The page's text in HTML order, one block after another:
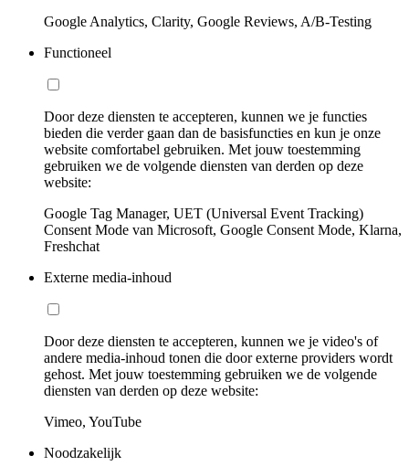
Google Analytics, Clarity, Google Reviews, A/B-Testing
Functioneel
Door deze diensten te accepteren, kunnen we je functies
bieden die verder gaan dan de basisfuncties en kun je onze
website comfortabel gebruiken. Met jouw toestemming
gebruiken we de volgende diensten van derden op deze
website:
Google Tag Manager, UET (Universal Event Tracking)
Consent Mode van Microsoft, Google Consent Mode, Klarna,
Freshchat
Externe media-inhoud
Door deze diensten te accepteren, kunnen we je video's of
andere media-inhoud tonen die door externe providers wordt
gehost. Met jouw toestemming gebruiken we de volgende
diensten van derden op deze website:
Vimeo, YouTube
Noodzakelijk